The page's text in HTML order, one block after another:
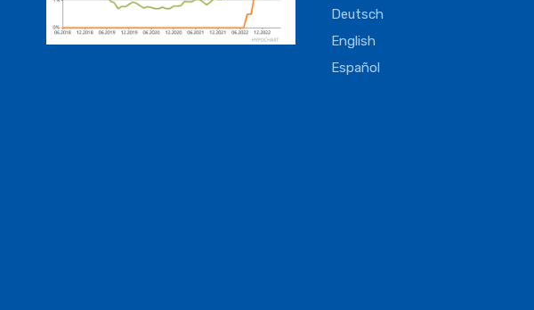
Deutsch
English
Español